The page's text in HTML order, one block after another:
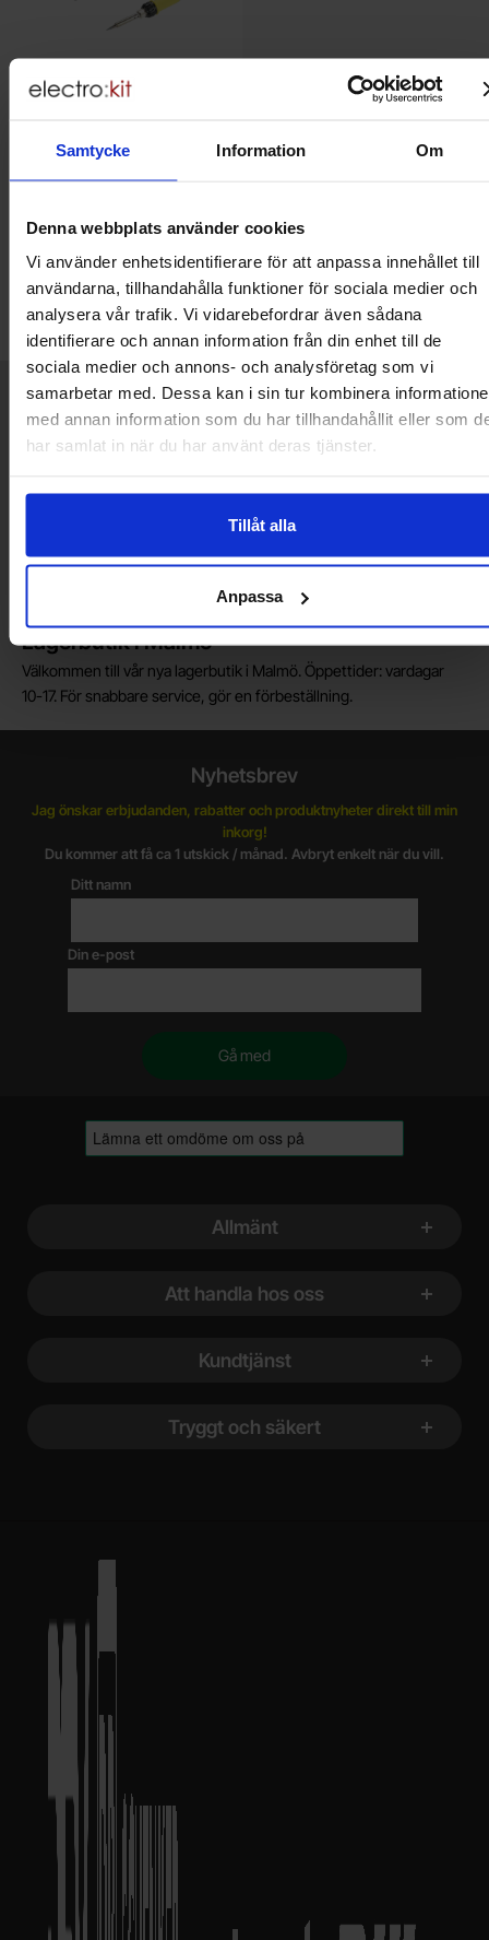
Samtycke Information Om
Denna webbplats använder cookies
Vi använder enhetsidentifierare för att anpassa innehållet till
användarna, tillhandahålla funktioner för sociala medier och
analysera vår trafik. Vi vidarebefordrar även sådana
identifierare och annan information från din enhet till de
sociala medier och annons- och analysföretag som vi
samarbetar med. Dessa kan i sin tur kombinera
med annan information som du har tillhandahållit eller som
har samlat in när du har använt deras tjänster.
Tillåt alla
Anpassa
Art. nr
4103 3138
Lagervara, 14 st
Inklusive 25% moms
Enhet:
st
Köp
Kort allmän information
VOEC till Norge
Vi är registrerade för VOEC, vilket innebär at våra norska kunder
införtullning i Norge.
Vill du jobba på Electrokit?
Lagerbutik i Malmö
Välkommen till vår nya lagerbutik i Malmö. Öppettider: vardagar
10-17. För snabbare service, gör en förbeställning.
Nyhetsbrev
Jag önskar erbjudanden, rabatter och produktnyheter direkt till min
inkorg!
Du kommer att få ca 1 utskick / månad. Avbryt enkelt när du vill.
Ditt namn
Din e-post
Allmänt
Att handla hos oss
Kundtjänst
Tryggt och säkert